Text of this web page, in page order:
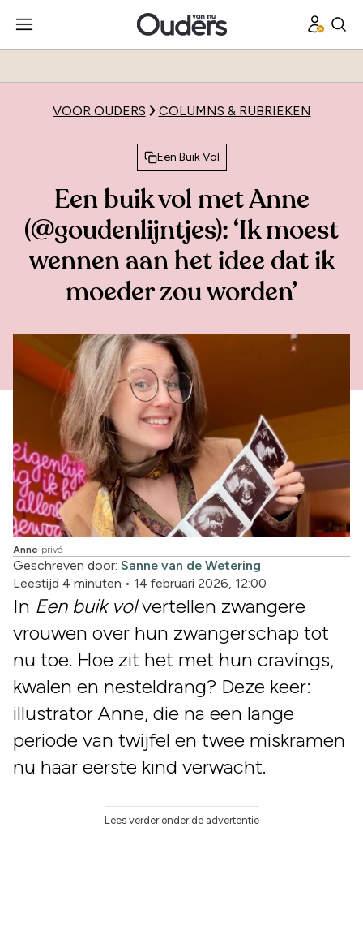
VOOR OUDERS COLUMNS & RUBRIEKEN
Een Buik Vol
Een buik vol met Anne
(@goudenlijntjes): ‘Ik moest
wennen aan het idee dat ik
moeder zou worden’
Anne privé
Geschreven door: Sanne van de Wetering
Leestijd 4 minuten • 14 februari 2026, 12:00
In Een buik volvertellen zwangere
vrouwen over hun zwangerschap tot
nu toe. Hoe zit het met hun cravings,
kwalen en nesteldrang? Deze keer:
illustrator Anne, die na een lange
periode van twijfel en twee miskramen
nu haar eerste kind verwacht.
Lees verder onder de advertentie